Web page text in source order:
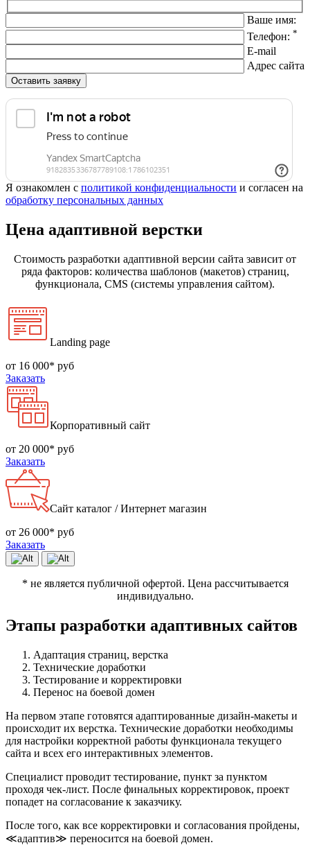
Ваше имя:
Телефон: *
E-mail
Адрес сайта
Я ознакомлен с политикой конфиденциальности и согласен на
обработку персональных данных
Цена адаптивной верстки
Стоимость разработки адаптивной версии сайта зависит от
ряда факторов: количества шаблонов (макетов) страниц,
функционала, CMS (системы управления сайтом).
Landing page
от 16 000* руб
Заказать
Корпоративный сайт
от 20 000* руб
Заказать
Сайт каталог / Интернет магазин
от 26 000* руб
Заказать
* не является публичной офертой. Цена рассчитывается
индивидуально.
Этапы разработки адаптивных сайтов
Адаптация страниц, верстка
Технические доработки
Тестирование и корректировки
Перенос на боевой домен
На первом этапе готовятся адаптированные дизайн-макеты и
происходит их верстка. Технические доработки необходимы
для настройки корректной работы функционала текущего
сайта и всех его интерактивных элементов.
Специалист проводит тестирование, пункт за пунктом
проходя чек-лист. После финальных корректировок, проект
попадет на согласование к заказчику.
После того, как все корректировки и согласования пройдены,
≪адаптив≫ переносится на боевой домен.